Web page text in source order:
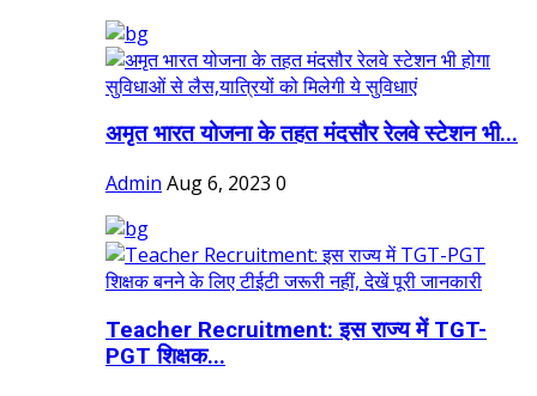
अमृत भारत योजना के तहत मंदसौर रेलवे स्टेशन भी...
Admin Aug 6, 2023 0
Teacher Recruitment: इस राज्य में TGT-
PGT शिक्षक...